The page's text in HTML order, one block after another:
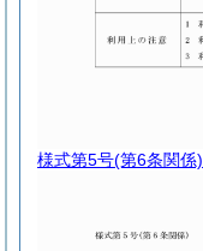
様式第5号(第6条関係)